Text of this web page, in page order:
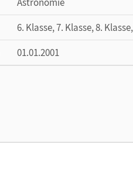
6. Klasse, 7. Klasse, 8.
01.01.2001